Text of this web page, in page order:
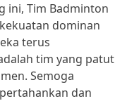
ini, Tim Badminton
dominan
terus
tim yang patut
Semoga
dan